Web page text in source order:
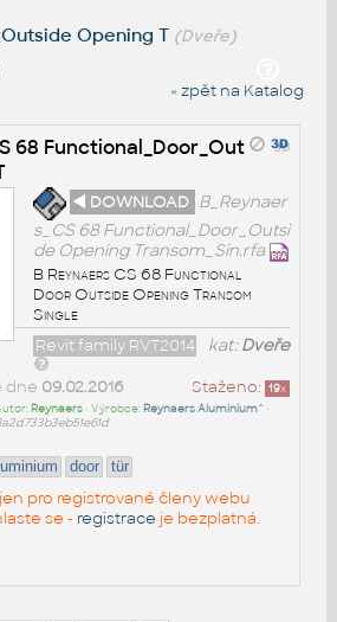
Opening T (Dveře)
« zpět na Katalog
68 Functional_Door_Out
◄ DOWNLOAD B_Reynaer
s_CS 68 Functional_Door_Outsi
de Opening Transom_Sin.rfa
B Reynaers CS 68 Functional
Door Outside Opening Transom
Single
kat:Dveře
Revit family RVT2014
Staženo: 19x
dne 09.02.2016
Reynaers• Výrobce: Reynaers Aluminium^ •
door tür
pro registrované členy webu
se - registrace je bezplatná.